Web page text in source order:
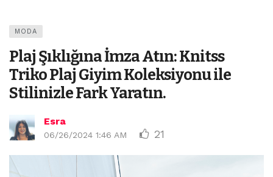
MODA
Plaj Şıklığına İmza Atın: Knitss
Triko Plaj Giyim Koleksiyonu ile
Stilinizle Fark Yaratın.
Esra
06/26/2024 1:46 AM 21